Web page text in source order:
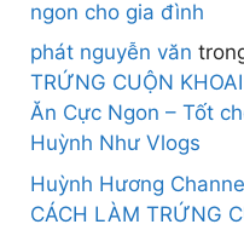
ngon cho gia đình
phát nguyễn văn
TRỨNG CUỘN
Ăn Cực Ngon – Tốt
Huỳnh Như Vlogs
Huỳnh Hương
CÁCH LÀM TRỨNG